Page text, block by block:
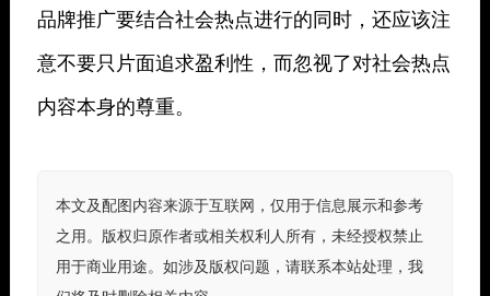
品牌推广要结合社会热点进行的同时，还应该注
意不要只片面追求盈利性，而忽视了对社会热点
内容本身的尊重。
本文及配图内容来源于互联网，仅用于信息展示和参考
之用。版权归原作者或相关权利人所有，未经授权禁止
用于商业用途。如涉及版权问题，请联系本站处理，我